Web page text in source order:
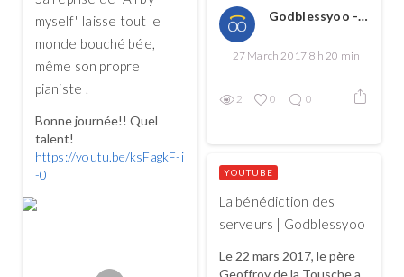
Godblessyoo - Spread love, spread the good
27 March 2017 8 h 20 min
2 0 0
myself" laisse tout le
monde bouché bée,
même son propre
pianiste !
Bonne journée!! Quel
talent!
https://youtu.be/ksFagkF-i
-0
La bénédiction des
serveurs | Godblessyoo
Le 22 mars 2017, le père
YOUTUBE